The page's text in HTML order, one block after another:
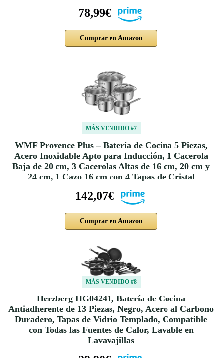
78,99€
Comprar en Amazon
MÁS VENDIDO #7
WMF Provence Plus – Batería de Cocina 5 Piezas,
Acero Inoxidable Apto para Inducción, 1 Cacerola
Baja de 20 cm, 3 Cacerolas Altas de 16 cm, 20 cm y
24 cm, 1 Cazo 16 cm con 4 Tapas de Cristal
142,07€
Comprar en Amazon
MÁS VENDIDO #8
Herzberg HG04241, Batería de Cocina
Antiadherente de 13 Piezas, Negro, Acero al Carbono
Duradero, Tapas de Vidrio Templado, Compatible
con Todas las Fuentes de Calor, Lavable en
Lavavajillas